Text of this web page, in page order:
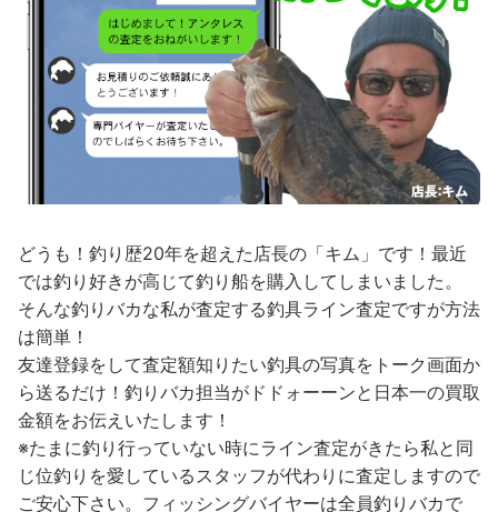
どうも！釣り歴20年を超えた店長の「キム」です！最近
では釣り好きが高じて釣り船を購入してしまいました。
そんな釣りバカな私が査定する釣具ライン査定ですが方法
は簡単！
友達登録をして査定額知りたい釣具の写真をトーク画面か
ら送るだけ！釣りバカ担当がドドォーーンと日本一の買取
金額をお伝えいたします！
※たまに釣り行っていない時にライン査定がきたら私と同
じ位釣りを愛しているスタッフが代わりに査定しますので
ご安心下さい。フィッシングバイヤーは全員釣りバカで